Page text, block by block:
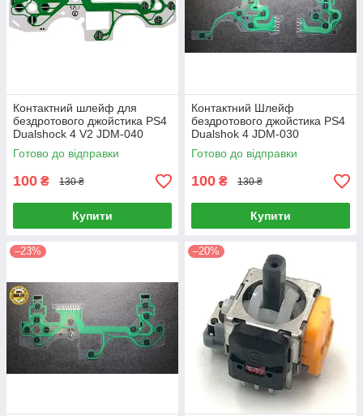
Контактний шлейф для
бездротового джойстика PS4
Dualshock 4 V2 JDM-040
Готово до відправки
100 ₴ 130 ₴
Купити
Контактний Шлейф
бездротового джойстика PS4
Dualshok 4 JDM-030
(Оригінал)
Готово до відправки
100 ₴ 130 ₴
Купити
–23% –20%